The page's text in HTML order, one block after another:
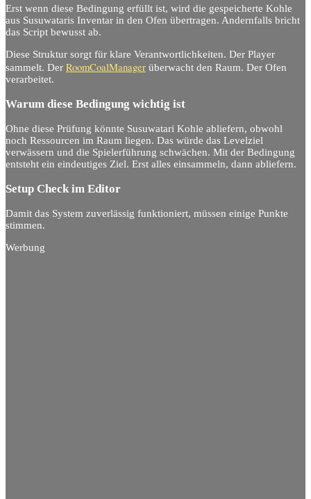
Erst wenn diese Bedingung erfüllt ist, wird die gespeicherte Kohle
aus Susuwataris Inventar in den Ofen übertragen. Andernfalls bricht
das Script bewusst ab.
Diese Struktur sorgt für klare Verantwortlichkeiten. Der Player
sammelt. Der RoomCoalManager überwacht den Raum. Der Ofen
verarbeitet.
Warum diese Bedingung wichtig ist
Ohne diese Prüfung könnte Susuwatari Kohle abliefern, obwohl
noch Ressourcen im Raum liegen. Das würde das Levelziel
verwässern und die Spielerführung schwächen. Mit der Bedingung
entsteht ein eindeutiges Ziel. Erst alles einsammeln, dann abliefern.
Setup Check im Editor
Damit das System zuverlässig funktioniert, müssen einige Punkte
stimmen.
Werbung